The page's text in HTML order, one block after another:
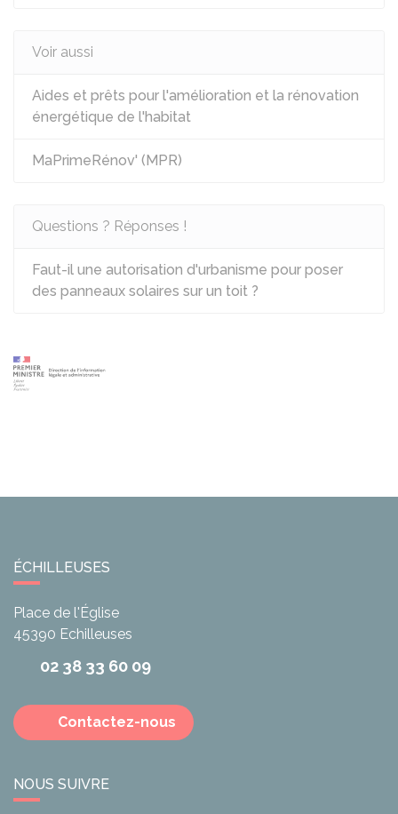
Voir aussi
Aides et prêts pour l'amélioration et la rénovation
énergétique de l'habitat
MaPrimeRénov' (MPR)
Questions ? Réponses !
Faut-il une autorisation d'urbanisme pour poser
des panneaux solaires sur un toit ?
ÉCHILLEUSES
Place de l'Église
45390 Echilleuses
02 38 33 60 09
Contactez-nous
NOUS SUIVRE